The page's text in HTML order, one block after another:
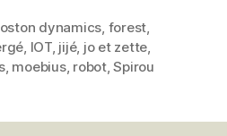
dynamics, forest,
, IOT, jijé, jo et zette,
, moebius, robot,Spirou